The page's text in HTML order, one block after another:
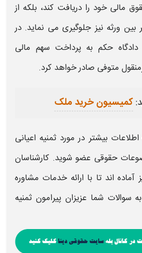
مالی خود را دریافت کند، بلکه از
بین ورثه نیز جلوگیری می نماید. در
دادگاه حکم به پرداخت سهم مالی
متوفی صادر خواهد کرد.
کمیسیون خرید ملک
بیشتر در مورد ثمنیه اعیانی
حقوقی عضو شوید. کارشناسان
آماده اند تا با ارائه خدمات مشاوره
سوالات شما عزیزان پیرامون ثمنیه